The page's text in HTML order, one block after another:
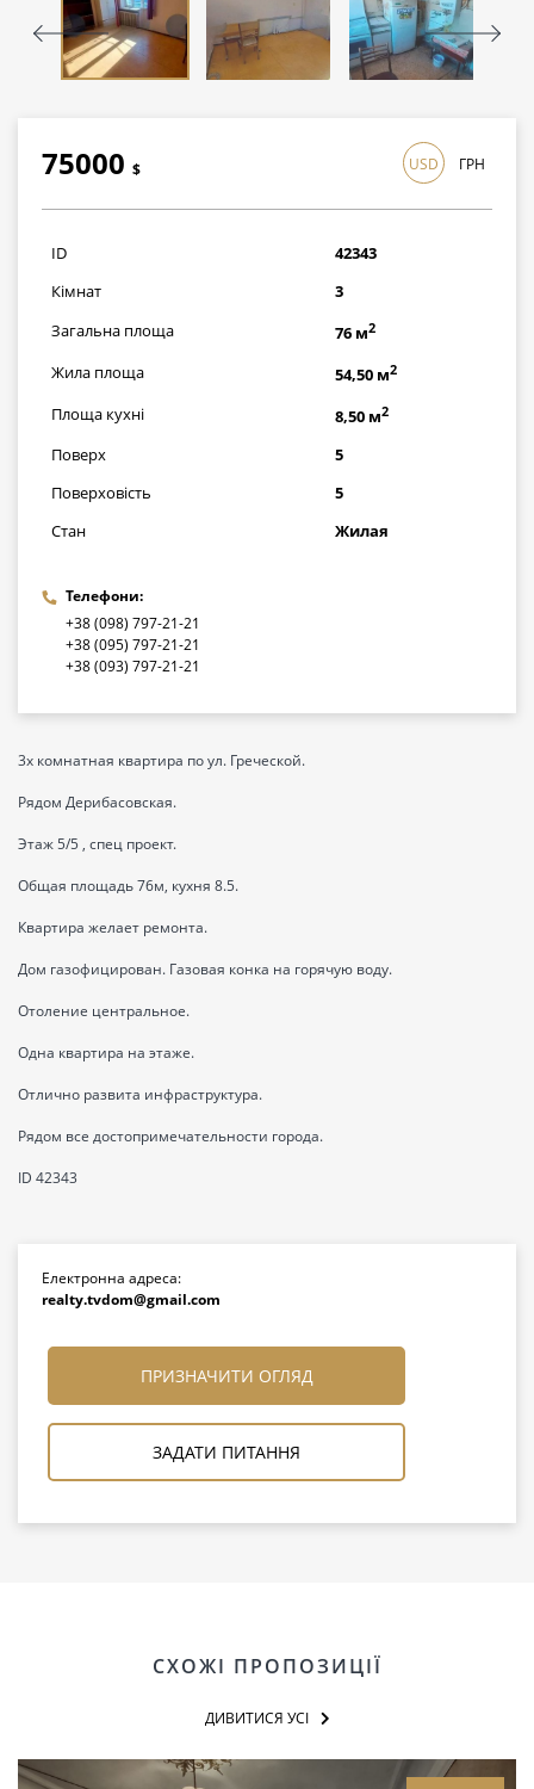
75000 $
2175000грн
USD ГРН
ID
42343
Кімнат
3
Загальна площа
76 м2
Жила площа 54,50 м2
Площа кухні 8,50 м2
Поверх
5
Поверховість
5
Стан
Жилая
Телефони:
+38 (098) 797-21-21
+38 (095) 797-21-21
+38 (093) 797-21-21
3х комнатная квартира по ул. Греческой.
Рядом Дерибасовская.
Этаж 5/5 , спец проект.
Общая площадь 76м, кухня 8.5.
Квартира желает ремонта.
Дом газофицирован. Газовая конка на горячую воду.
Отоление центральное.
Одна квартира на этаже.
Отлично развита инфраструктура.
Рядом все достопримечательности города.
ID 42343
Електронна адреса:
realty.tvdom@gmail.com
ПРИЗНАЧИТИ ОГЛЯД
ЗАДАТИ ПИТАННЯ
СХОЖІ ПРОПОЗИЦІЇ
ДИВИТИСЯ УСІ